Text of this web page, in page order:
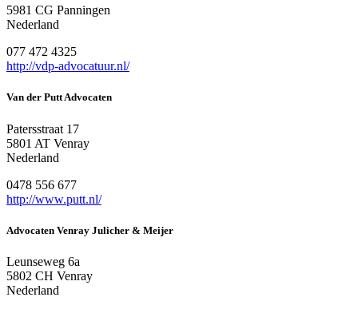
5981 CG Panningen
Nederland
077 472 4325
http://vdp-advocatuur.nl/
Van der Putt Advocaten
Patersstraat 17
5801 AT Venray
Nederland
0478 556 677
http://www.putt.nl/
Advocaten Venray Julicher & Meijer
Leunseweg 6a
5802 CH Venray
Nederland